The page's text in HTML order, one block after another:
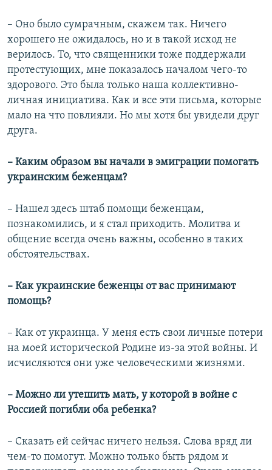
– Оно было сумрачным, скажем так. Ничего
хорошего не ожидалось, но и в такой исход не
верилось. То, что священники тоже поддержали
протестующих, мне показалось началом чего-то
здорового. Это была только наша коллективно-
личная инициатива. Как и все эти письма, которые
мало на что повлияли. Но мы хотя бы увидели друг
друга.
– Каким образом вы начали в эмиграции помогать
украинским беженцам?
– Нашел здесь штаб помощи беженцам,
познакомились, и я стал приходить. Молитва и
общение всегда очень важны, особенно в таких
обстоятельствах.
– Как украинские беженцы от вас принимают
помощь?
– Как от украинца. У меня есть свои личные потери
на моей исторической Родине из-за этой войны. И
исчисляются они уже человеческими жизнями.
– Можно ли утешить мать, у которой в войне с
Россией погибли оба ребенка?
– Сказать ей сейчас ничего нельзя. Слова вряд ли
чем-то помогут. Можно только быть рядом и